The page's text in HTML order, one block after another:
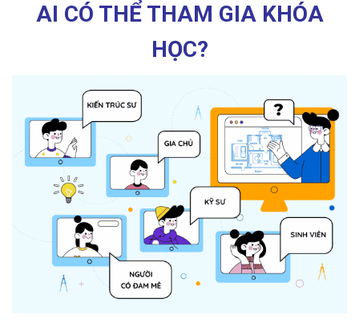
AI CÓ THỂ THAM GIA KHÓA
HỌC?